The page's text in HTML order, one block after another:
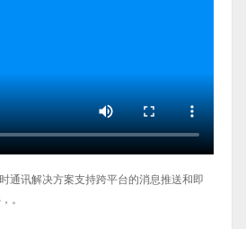
通讯解决方案支持跨平台的消息推送和即
。